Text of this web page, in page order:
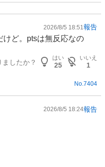
2026/8/5 18:51 報告
けど。ptsは無反応なの
したか？
はい
25
いいえ
1
No.7404
2026/8/5 18:24報告